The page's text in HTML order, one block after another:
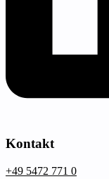
Kontakt
+49 5472 771 0